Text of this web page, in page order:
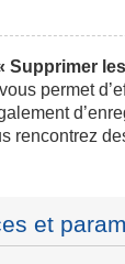
Supprimer
permet
rencontrez
et